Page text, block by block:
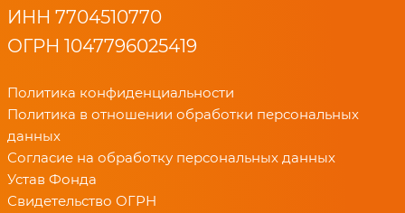
ИНН 7704510770
ОГРН 1047796025419
Политика конфиденциальности
Политика в отношении обработки персональных
данных
Согласие на обработку персональных данных
Устав Фонда
Свидетельство ОГРН